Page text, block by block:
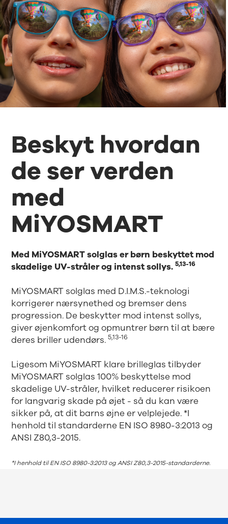
Beskyt hvordan
de ser verden
med
MiYOSMART
Med MiYOSMART solglas er børn beskyttet mod
skadelige UV-stråler og intenst sollys.5,13-16
MiYOSMART solglas med D.I.M.S.-teknologi
korrigerer nærsynethed og bremser dens
progression. De beskytter mod intenst sollys,
giver øjenkomfort og opmuntrer børn til at bære
deres briller udendørs.5,13-16
Ligesom MiYOSMART klare brilleglas tilbyder
MiYOSMART solglas 100% beskyttelse mod
skadelige UV-stråler, hvilket reducerer risikoen
for langvarig skade på øjet - så du kan være
sikker på, at dit barns øjne er velplejede. *I
henhold til standarderne EN ISO 8980-3:2013 og
ANSI Z80,3-2015.
*I henhold til EN ISO 8980-3:2013 og ANSI Z80,3-2015-standarderne.